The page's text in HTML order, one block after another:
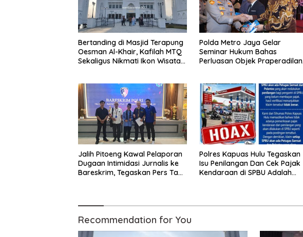
Bertanding di Masjid Terapung
Oesman Al-Khair, Kafilah MTQ
Sekaligus Nikmati Ikon Wisata
Polda Metro Jaya Gelar
Seminar Hukum Bahas
Perluasan Objek Praperadilan
Jalih Pitoeng Kawal Pelaporan
Dugaan Intimidasi Jurnalis ke
Bareskrim, Tegaskan Pers Tak
Polres Kapuas Hulu Tegaskan
Isu Penilangan Dan Cek Pajak
Kendaraan di SPBU Adalah
Recommendation for You